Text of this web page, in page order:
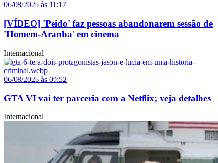
06/08/2026 às 11:17
[VÍDEO] 'Peido' faz pessoas abandonarem sessão de
'Homem-Aranha' em cinema
Internacional
06/08/2026 às 09:52
GTA VI vai ter parceria com a Netflix; veja detalhes
Internacional